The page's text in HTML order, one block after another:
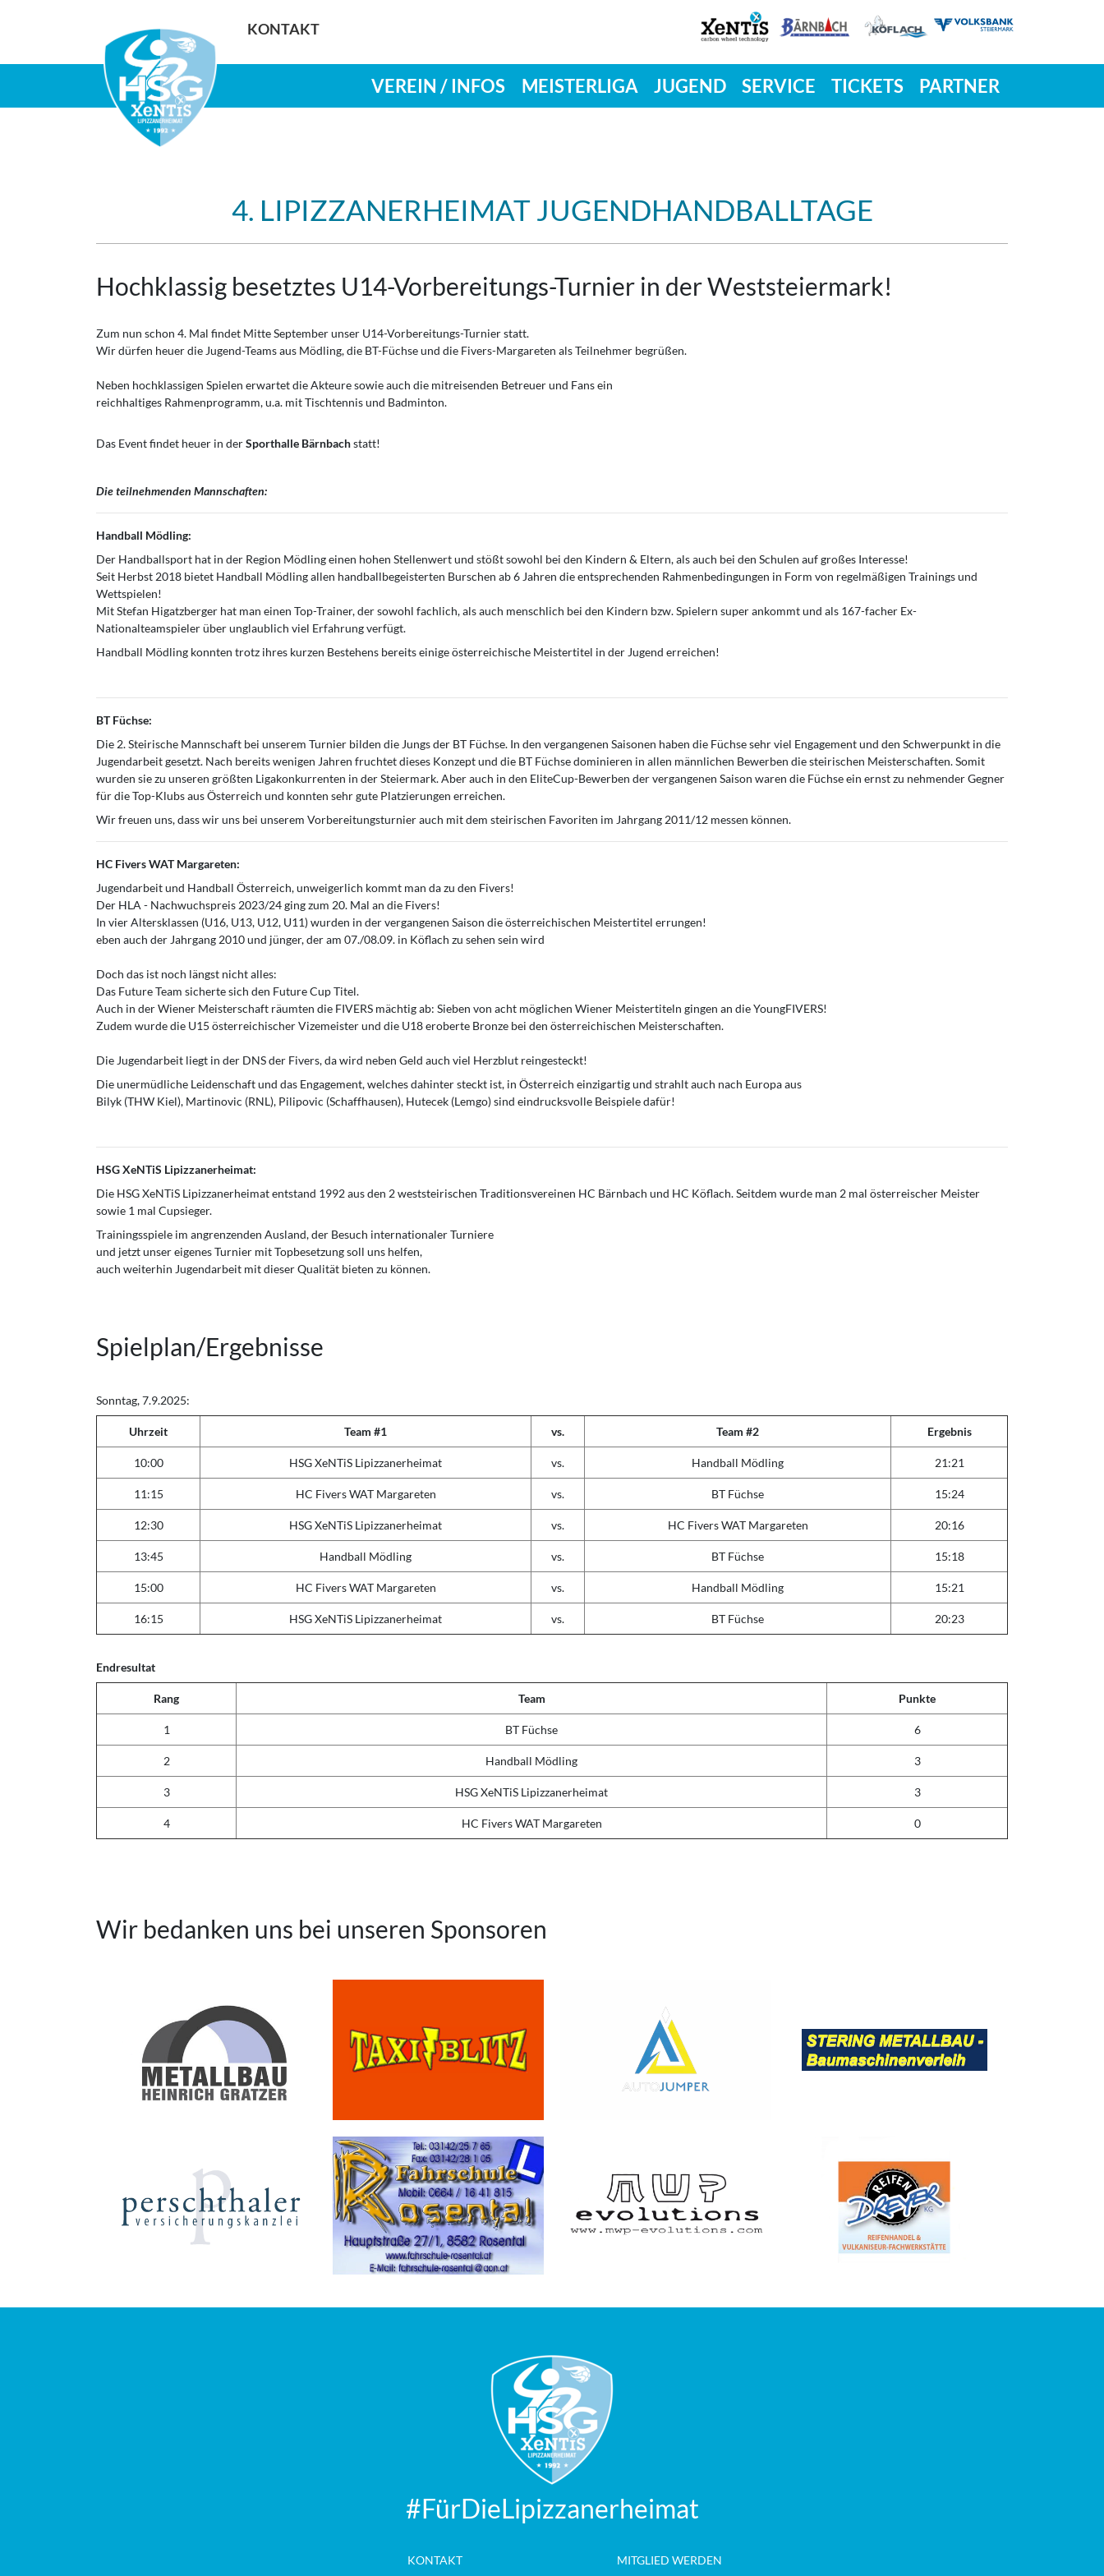
KONTAKT
VEREIN / INFOS MEISTERLIGA JUGEND SERVICE TICKETS PARTNER
4. LIPIZZANERHEIMAT JUGENDHANDBALLTAGE
Hochklassig besetztes U14-Vorbereitungs-Turnier in der Weststeiermark!
Zum nun schon 4. Mal findet Mitte September unser U14-Vorbereitungs-Turnier statt.
Wir dürfen heuer die Jugend-Teams aus Mödling, die BT-Füchse und die Fivers-Margareten als Teilnehmer begrüßen.
Neben hochklassigen Spielen erwartet die Akteure sowie auch die mitreisenden Betreuer und Fans ein
reichhaltiges Rahmenprogramm, u.a. mit Tischtennis und Badminton.
Das Event findet heuer in derSporthalle Bärnbachstatt!
Die teilnehmenden Mannschaften:
Handball Mödling:
Der Handballsport hat in der Region Mödling einen hohen Stellenwert und stößt sowohl bei den Kindern & Eltern, als auch bei den Schulen auf großes Interesse!
Seit Herbst 2018 bietet Handball Mödling allen handballbegeisterten Burschen ab 6 Jahren die entsprechenden Rahmenbedingungen in Form von regelmäßigen Trainings und
Wettspielen!
Mit Stefan Higatzberger hat man einen Top-Trainer, der sowohl fachlich, als auch menschlich bei den Kindern bzw. Spielern super ankommt und als 167-facher Ex-
Nationalteamspieler über unglaublich viel Erfahrung verfügt.
Handball Mödling konnten trotz ihres kurzen Bestehens bereits einige österreichische Meistertitel in der Jugend erreichen!
BT Füchse:
Die 2. Steirische Mannschaft bei unserem Turnier bilden die Jungs der BT Füchse. In den vergangenen Saisonen haben die Füchse sehr viel Engagement und den Schwerpunkt in die
Jugendarbeit gesetzt. Nach bereits wenigen Jahren fruchtet dieses Konzept und die BT Füchse dominieren in allen männlichen Bewerben die steirischen Meisterschaften. Somit
wurden sie zu unseren größten Ligakonkurrenten in der Steiermark. Aber auch in den EliteCup-Bewerben der vergangenen Saison waren die Füchse ein ernst zu nehmender Gegner
für die Top-Klubs aus Österreich und konnten sehr gute Platzierungen erreichen.
Wir freuen uns, dass wir uns bei unserem Vorbereitungsturnier auch mit dem steirischen Favoriten im Jahrgang 2011/12 messen können.
HC Fivers WAT Margareten:
Jugendarbeit und Handball Österreich, unweigerlich kommt man da zu den Fivers!
Der HLA - Nachwuchspreis 2023/24 ging zum 20. Mal an die Fivers!
In vier Altersklassen (U16, U13, U12, U11) wurden in der vergangenen Saison die österreichischen Meistertitel errungen!
eben auch der Jahrgang 2010 und jünger, der am 07./08.09. in Köflach zu sehen sein wird
Doch das ist noch längst nicht alles:
Das Future Team sicherte sich den Future Cup Titel.
Auch in der Wiener Meisterschaft räumten die FIVERS mächtig ab: Sieben von acht möglichen Wiener Meistertiteln gingen an die YoungFIVERS!
Zudem wurde die U15 österreichischer Vizemeister und die U18 eroberte Bronze bei den österreichischen Meisterschaften.
Die Jugendarbeit liegt in der DNS der Fivers, da wird neben Geld auch viel Herzblut reingesteckt!
Die unermüdliche Leidenschaft und das Engagement, welches dahinter steckt ist, in Österreich einzigartig und strahlt auch nach Europa aus
Bilyk (THW Kiel), Martinovic (RNL), Pilipovic (Schaffhausen), Hutecek (Lemgo) sind eindrucksvolle Beispiele dafür!
HSG XeNTiS Lipizzanerheimat:
Die HSG XeNTiS Lipizzanerheimat entstand 1992 aus den 2 weststeirischen Traditionsvereinen HC Bärnbach und HC Köflach. Seitdem wurde man 2 mal österreischer Meister
sowie 1 mal Cupsieger.
Trainingsspiele im angrenzenden Ausland, der Besuch internationaler Turniere
und jetzt unser eigenes Turnier mit Topbesetzung soll uns helfen,
auch weiterhin Jugendarbeit mit dieser Qualität bieten zu können.
Spielplan/Ergebnisse
Sonntag, 7.9.2025:
Uhrzeit Team #1 vs. Team #2 Ergebnis
10:00 HSG XeNTiS Lipizzanerheimat vs. Handball Mödling 21:21
11:15 HC Fivers WAT Margareten vs. BT Füchse 15:24
12:30 HSG XeNTiS Lipizzanerheimat vs. HC Fivers WAT Margareten 20:16
13:45 Handball Mödling vs. BT Füchse 15:18
15:00 HC Fivers WAT Margareten vs. Handball Mödling 15:21
16:15 HSG XeNTiS Lipizzanerheimat vs. BT Füchse 20:23
Endresultat
Rang Team Punkte
1 BT Füchse 6
2 Handball Mödling 3
3 HSG XeNTiS Lipizzanerheimat 3
4 HC Fivers WAT Margareten 0
Wir bedanken uns bei unseren Sponsoren
#FürDieLipizzanerheimat
KONTAKT MITGLIED WERDEN